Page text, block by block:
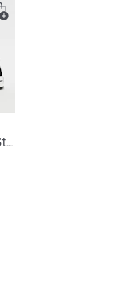
Chuck Taylor All Star Eva Lift Canvas Platform (GS)